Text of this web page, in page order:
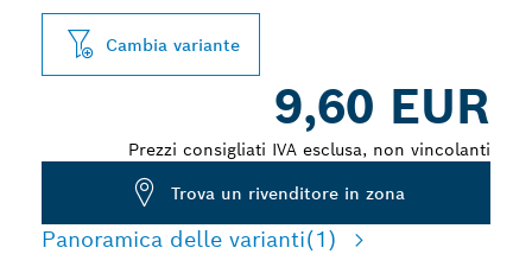
Cambia variante
9,60 EUR
Prezzi consigliati IVA esclusa, non vincolanti
Trova un rivenditore in zona
Panoramica delle varianti(1)